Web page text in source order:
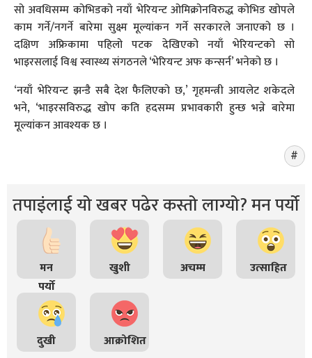
सो अवधिसम्म कोभिडको नयाँ भेरियन्ट ओमिक्रोनविरुद्ध कोभिड खोपले
काम गर्ने/नगर्ने बारेमा सुक्ष्म मूल्यांकन गर्ने सरकारले जनाएको छ ।
दक्षिण अफ्रिकामा पहिलो पटक देखिएको नयाँ भेरियन्टको सो
भाइरसलाई विश्व स्वास्थ्य संगठनले ‘भेरियन्ट अफ कन्सर्न’ भनेको छ ।
‘नयाँ भेरियन्ट झन्डै सबै देश फैलिएको छ,’ गृहमन्त्री आयलेट शकेदले
भने, ‘भाइरसविरुद्ध खोप कति हदसम्म प्रभावकारी हुन्छ भन्ने बारेमा
मूल्यांकन आवश्यक छ ।
तपाइंलाई यो खबर पढेर कस्तो लाग्यो? मन पर्यो
मन
पर्यो
खुशी अचम्म उत्साहित
दुखी आक्रोशित